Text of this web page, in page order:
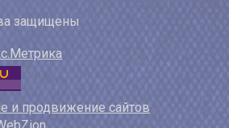
защищены
и продвижение сайтов